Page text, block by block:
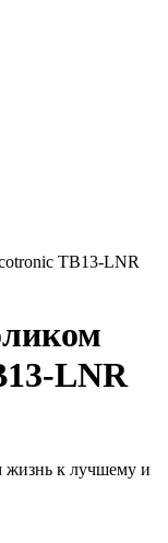
TB13-LNR
LNR
жизнь к лучшему и